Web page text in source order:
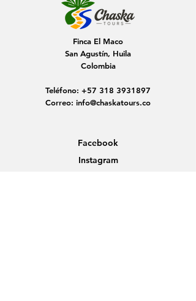
Finca El Maco
San Agustín, Huila
Colombia
Teléfono: +57 318 3931897
Correo: info@chaskatours.co
Facebook
Instagram